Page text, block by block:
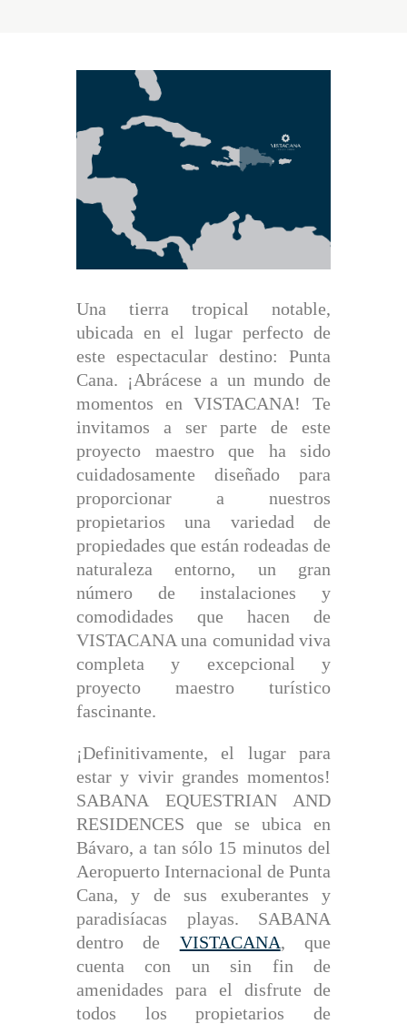
Una tierra tropical notable,
ubicada en el lugar perfecto de
este espectacular destino: Punta
Cana. ¡Abrácese a un mundo de
momentos en VISTACANA! Te
invitamos a ser parte de este
proyecto maestro que ha sido
cuidadosamente diseñado para
proporcionar a nuestros
propietarios una variedad de
propiedades que están rodeadas de
naturaleza entorno, un gran
número de instalaciones y
comodidades que hacen de
VISTACANA una comunidad viva
completa y excepcional y
proyecto maestro turístico
fascinante.
¡Definitivamente, el lugar para
estar y vivir grandes momentos!
SABANA EQUESTRIAN AND
RESIDENCES que se ubica en
Bávaro, a tan sólo 15 minutos del
Aeropuerto Internacional de Punta
Cana, y de sus exuberantes y
paradisíacas playas. SABANA
dentro de VISTACANA, que
cuenta con un sin fin de
amenidades para el disfrute de
todos los propietarios de